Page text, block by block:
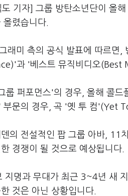
도 기자] 그룹 방탄소년단이 올
렸습니다.
래미 측의 공식 발표에 따르
과 '베스트 뮤직비디오(Best
룹 퍼포먼스'의 경우, 올해 콜
부문의 경우, 곡 '옛 투 컴'(Yet
의 전설적인 팝 그룹 아바, 11
경쟁이 될 것으로 예상됩니다.
지명과 무대가 최근 3~4년 새
것은 아닌 상황입니다.